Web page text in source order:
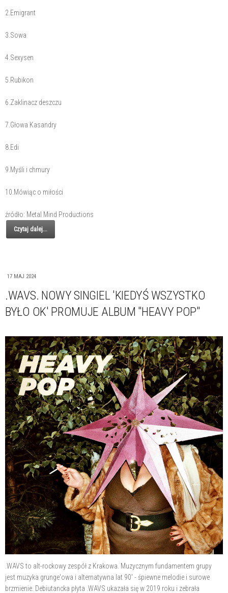
2.Emigrant
3.Sowa
4.Sexysen
5.Rubikon
6.Zaklinacz deszczu
7.Głowa Kasandry
8.Edi
9.Myśli i chmury
10.Mówiąc o miłości
źródło: Metal Mind Productions
Czytaj dalej...
17 MAJ 2024
.WAVS. NOWY SINGIEL 'KIEDYŚ WSZYSTKO
BYŁO OK' PROMUJE ALBUM "HEAVY POP"
.WAVS to alt-rockowy zespół z Krakowa. Muzycznym fundamentem grupy
jest muzyka grunge'owa i alternatywna lat 90' - śpiewne melodie i surowe
brzmienie. Debiutancka płyta .WAVS ukazała się w 2019 roku i zebrała